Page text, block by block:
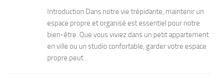
Introduction Dans notre vie trépidante, maintenir un
espace propre et organisé est essentiel pour notre
bien-être. Que vous viviez dans un petit appartement
en ville ou un studio confortable, garder votre espace
propre peut...